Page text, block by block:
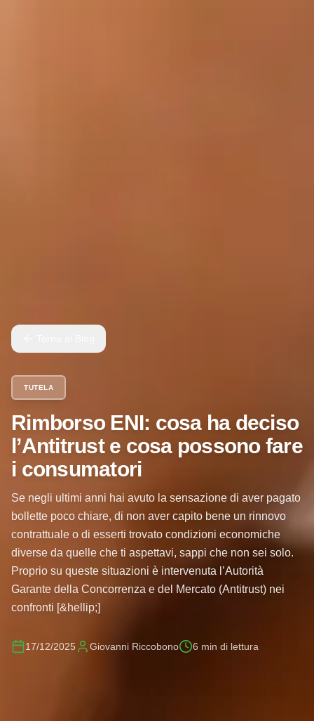
TUTELA
Rimborso ENI: cosa ha deciso
l’Antitrust e cosa possono fare
i consumatori
Se negli ultimi anni hai avuto la sensazione di aver pagato
bollette poco chiare, di non aver capito bene un rinnovo
contrattuale o di esserti trovato condizioni economiche
diverse da quelle che ti aspettavi, sappi che non sei solo.
Proprio su queste situazioni è intervenuta l’Autorità
Garante della Concorrenza e del Mercato (Antitrust) nei
confronti [&hellip;]
17/12/2025 Giovanni Riccobono 6 min di lettura